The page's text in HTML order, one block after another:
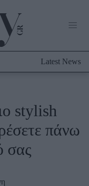
Latest News
stylish
πάνω
σας